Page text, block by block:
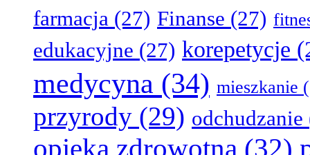
farmacja (27) Finanse (27)
edukacyjne (27) korepetycje
medycyna (34) mieszkanie
przyrody (29) odchudzanie
opieka zdrowotna (32)